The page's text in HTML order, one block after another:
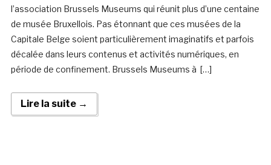
l’association Brussels Museums qui réunit plus d’une centaine
de musée Bruxellois. Pas étonnant que ces musées de la
Capitale Belge soient particulièrement imaginatifs et parfois
décalée dans leurs contenus et activités numériques, en
période de confinement. Brussels Museums à […]
Lire la suite →